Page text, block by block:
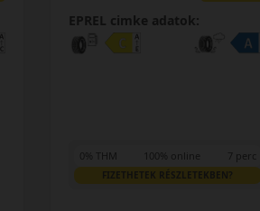
EPREL cimke adatok:
0% THM 100% online 7 perc
FIZETHETEK RÉSZLETEKBEN?